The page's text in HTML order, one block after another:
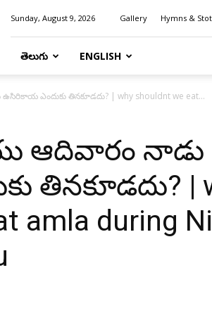
Sunday, August 9, 2026 Gallery Hymns &
తెలుగు ENGLISH
ఎందుకు తినకూడదు? | why shouldnt we eat...
ఆదివారం నాడు
తినకూడదు? |
amla during